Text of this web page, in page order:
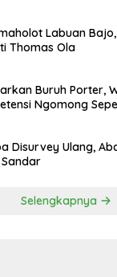
Labuan
Thomas Ola
Buruh Porter,
Ngomong
Disurvey Ulang,
Selengkapnya